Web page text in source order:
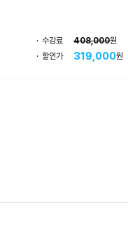
수강료 408,000원
할인가
319,000원